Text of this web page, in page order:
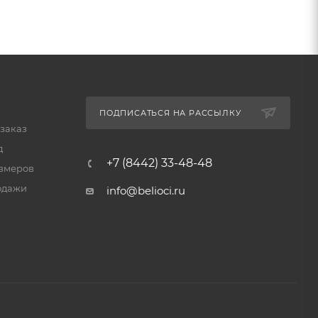
ПОДПИСАТЬСЯ НА РАССЫЛКУ
+7 (8442) 33-48-48
info@belioci.ru